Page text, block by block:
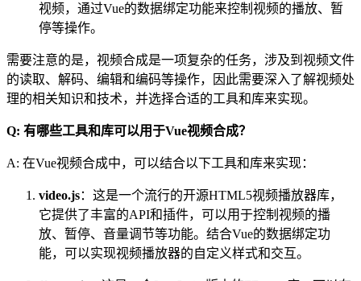
视频，通过Vue的数据绑定功能来控制视频的播放、暂
停等操作。
需要注意的是，视频合成是一项复杂的任务，涉及到视频文件
的读取、解码、编辑和编码等操作，因此需要深入了解视频处
理的相关知识和技术，并选择合适的工具和库来实现。
Q: 有哪些工具和库可以用于Vue视频合成？
A: 在Vue视频合成中，可以结合以下工具和库来实现：
video.js：这是一个流行的开源HTML5视频播放器库，
它提供了丰富的API和插件，可以用于控制视频的播
放、暂停、音量调节等功能。结合Vue的数据绑定功
能，可以实现视频播放器的自定义样式和交互。